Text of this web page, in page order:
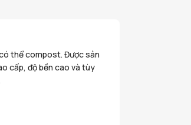
thể compost. Được sản
cấp, độ bền cao và tùy